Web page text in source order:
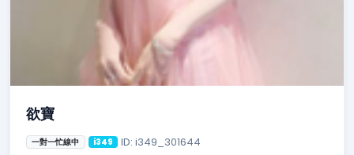
欲寶
一對一忙線中 i349 ID: i349_301644